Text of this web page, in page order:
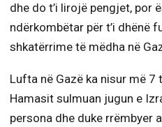
dhe do t’i lirojë pengjet, por
ndërkombëtar për t’i dhënë
shkatërrime të mëdha në
Lufta në Gazë ka nisur më
Hamasit sulmuan jugun e
persona dhe duke rrëmbyer